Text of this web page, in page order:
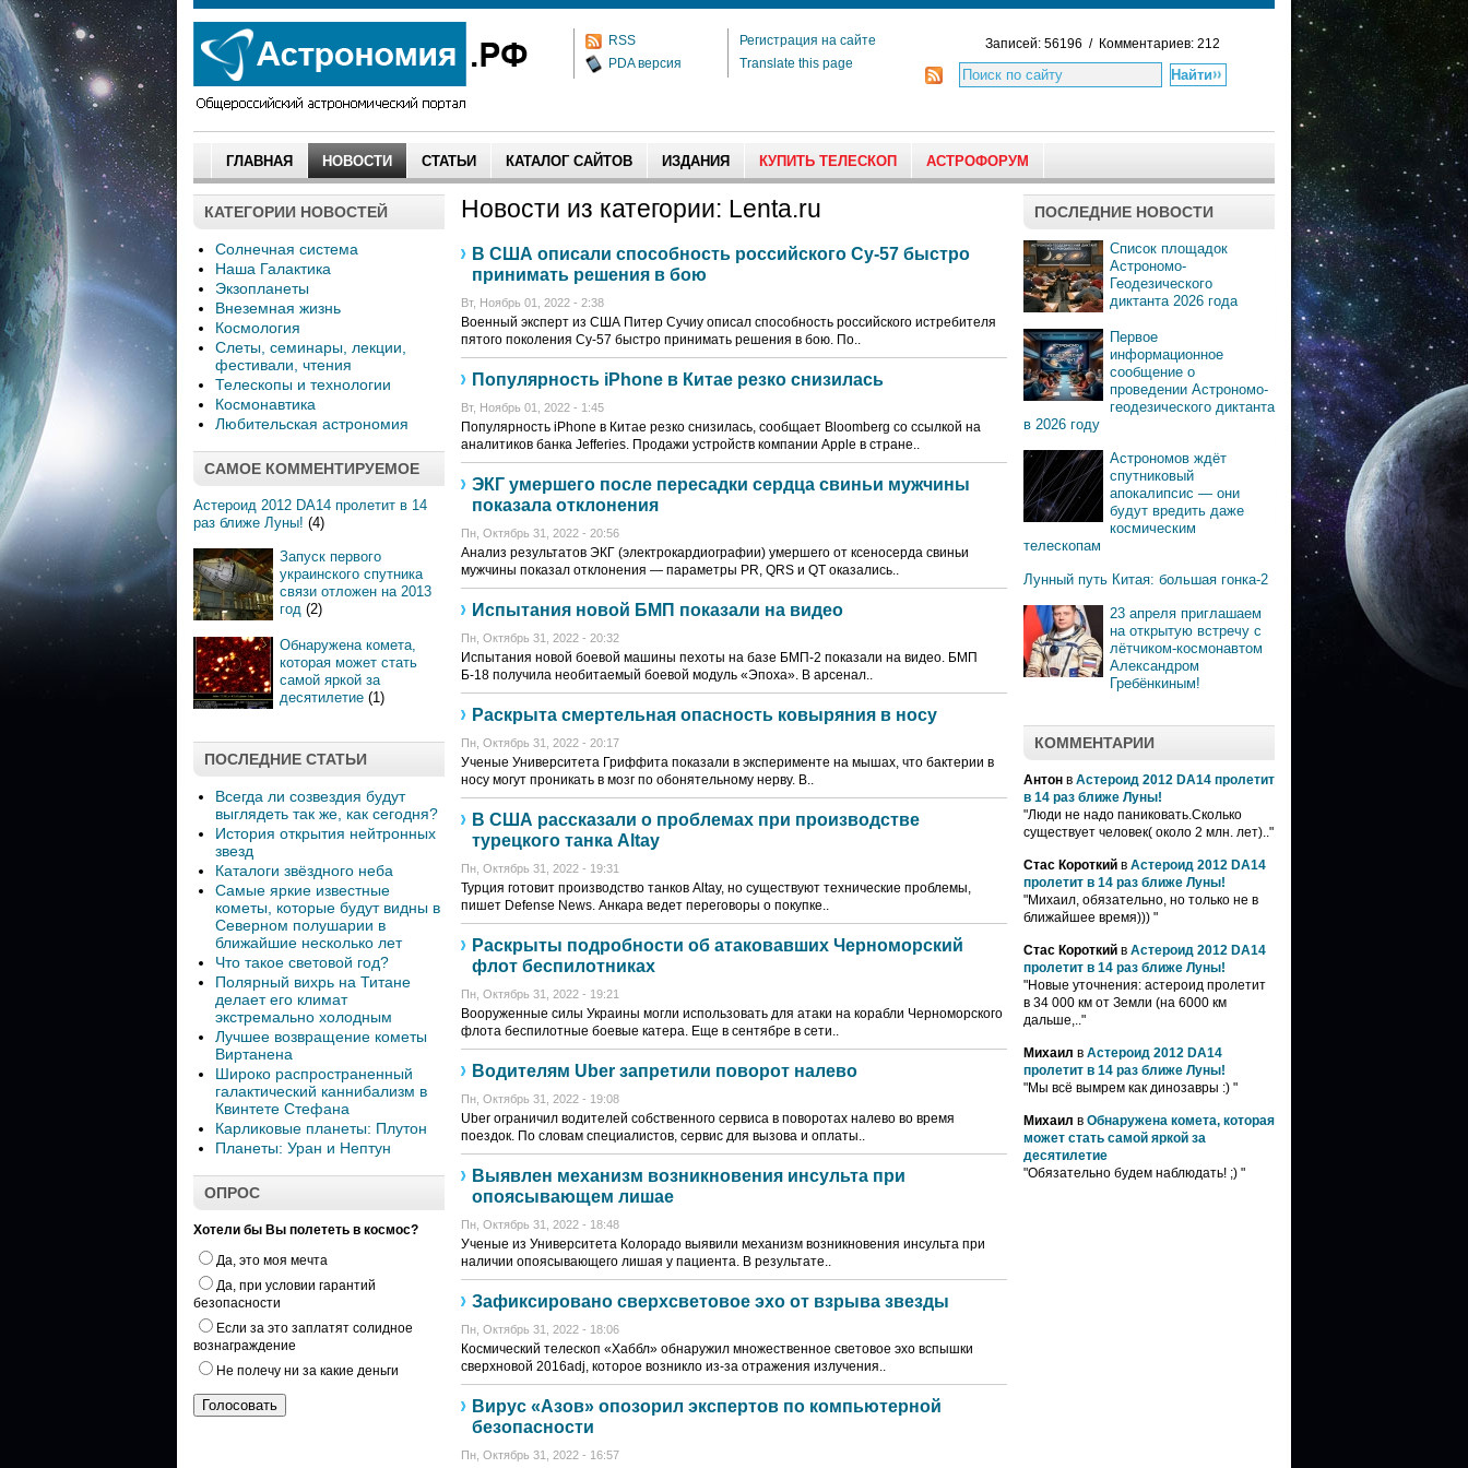
RSS
PDA версия
Регистрация на сайте
Translate this page
Записей: 56196 / Комментариев: 212
ГЛАВНАЯ НОВОСТИ СТАТЬИ КАТАЛОГ САЙТОВ ИЗДАНИЯ КУПИТЬ ТЕЛЕСКОП АСТРОФОРУМ
КАТЕГОРИИ НОВОСТЕЙ
Солнечная система
Наша Галактика
Экзопланеты
Внеземная жизнь
Космология
Слеты, семинары, лекции,
фестивали, чтения
Телескопы и технологии
Космонавтика
Любительская астрономия
САМОЕ КОММЕНТИРУЕМОЕ
Астероид 2012 DA14 пролетит в 14
раз ближе Луны! (4)
Запуск первого
украинского спутника
связи отложен на 2013
год (2)
Обнаружена комета,
которая может стать
самой яркой за
десятилетие (1)
ПОСЛЕДНИЕ СТАТЬИ
Всегда ли созвездия будут
выглядеть так же, как сегодня?
История открытия нейтронных
звезд
Каталоги звёздного неба
Самые яркие известные
кометы, которые будут видны в
Северном полушарии в
ближайшие несколько лет
Что такое световой год?
Полярный вихрь на Титане
делает его климат
экстремально холодным
Лучшее возвращение кометы
Виртанена
Широко распространенный
галактический каннибализм в
Квинтете Стефана
Карликовые планеты: Плутон
Планеты: Уран и Нептун
ОПРОС
Хотели бы Вы полететь в космос?
Да, это моя мечта
Да, при условии гарантий
безопасности
Если за это заплатят солидное
вознаграждение
Не полечу ни за какие деньги
Новости из категории: Lenta.ru
В США описали способность российского Су-57 быстро
принимать решения в бою
Вт, Ноябрь 01, 2022 - 2:38
Военный эксперт из США Питер Сучиу описал способность российского истребителя
пятого поколения Су-57 быстро принимать решения в бою. По..
Популярность iPhone в Китае резко снизилась
Вт, Ноябрь 01, 2022 - 1:45
Популярность iPhone в Китае резко снизилась, сообщает Bloomberg со ссылкой на
аналитиков банка Jefferies. Продажи устройств компании Apple в стране..
ЭКГ умершего после пересадки сердца свиньи мужчины
показала отклонения
Пн, Октябрь 31, 2022 - 20:56
Анализ результатов ЭКГ (электрокардиографии) умершего от ксеносерда свиньи
мужчины показал отклонения — параметры PR, QRS и QT оказались..
Испытания новой БМП показали на видео
Пн, Октябрь 31, 2022 - 20:32
Испытания новой боевой машины пехоты на базе БМП-2 показали на видео. БМП
Б-18 получила необитаемый боевой модуль «Эпоха». В арсенал..
Раскрыта смертельная опасность ковыряния в носу
Пн, Октябрь 31, 2022 - 20:17
Ученые Университета Гриффита показали в эксперименте на мышах, что бактерии в
носу могут проникать в мозг по обонятельному нерву. В..
В США рассказали о проблемах при производстве
турецкого танка Altay
Пн, Октябрь 31, 2022 - 19:31
Турция готовит производство танков Altay, но существуют технические проблемы,
пишет Defense News. Анкара ведет переговоры о покупке..
Раскрыты подробности об атаковавших Черноморский
флот беспилотниках
Пн, Октябрь 31, 2022 - 19:21
Вооруженные силы Украины могли использовать для атаки на корабли Черноморского
флота беспилотные боевые катера. Еще в сентябре в сети..
Водителям Uber запретили поворот налево
Пн, Октябрь 31, 2022 - 19:08
Uber ограничил водителей собственного сервиса в поворотах налево во время
поездок. По словам специалистов, сервис для вызова и оплаты..
Выявлен механизм возникновения инсульта при
опоясывающем лишае
Пн, Октябрь 31, 2022 - 18:48
Ученые из Университета Колорадо выявили механизм возникновения инсульта при
наличии опоясывающего лишая у пациента. В результате..
Зафиксировано сверхсветовое эхо от взрыва звезды
Пн, Октябрь 31, 2022 - 18:06
Космический телескоп «Хаббл» обнаружил множественное световое эхо вспышки
сверхновой 2016adj, которое возникло из-за отражения излучения..
Вирус «Азов» опозорил экспертов по компьютерной
безопасности
Пн, Октябрь 31, 2022 - 16:57
ПОСЛЕДНИЕ НОВОСТИ
Список площадок
Астрономо-
Геодезического
диктанта 2026 года
Первое
информационное
сообщение о
проведении Астрономо-
геодезического диктанта
в 2026 году
Астрономов ждёт
спутниковый
апокалипсис — они
будут вредить даже
космическим
телескопам
Лунный путь Китая: большая гонка-2
23 апреля приглашаем
на открытую встречу с
лётчиком-космонавтом
Александром
Гребёнкиным!
КОММЕНТАРИИ
Антон в Астероид 2012 DA14 пролетит
в 14 раз ближе Луны!
"Люди не надо паниковать.Сколько
существует человек( около 2 млн. лет).."
Стас Короткий в Астероид 2012 DA14
пролетит в 14 раз ближе Луны!
"Михаил, обязательно, но только не в
ближайшее время))) "
Стас Короткий в Астероид 2012 DA14
пролетит в 14 раз ближе Луны!
"Новые уточнения: астероид пролетит
в 34 000 км от Земли (на 6000 км
дальше,.."
Михаил в Астероид 2012 DA14
пролетит в 14 раз ближе Луны!
"Мы всё вымрем как динозавры :) "
Михаил в Обнаружена комета, которая
может стать самой яркой за
десятилетие
"Обязательно будем наблюдать! ;) "